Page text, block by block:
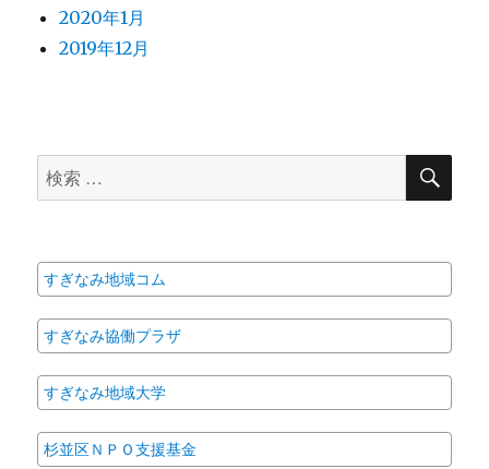
2020年1月
2019年12月
検
索
象:
検
すぎなみ地域コム
すぎなみ協働プラザ
すぎなみ地域大学
杉並区ＮＰＯ支援基金